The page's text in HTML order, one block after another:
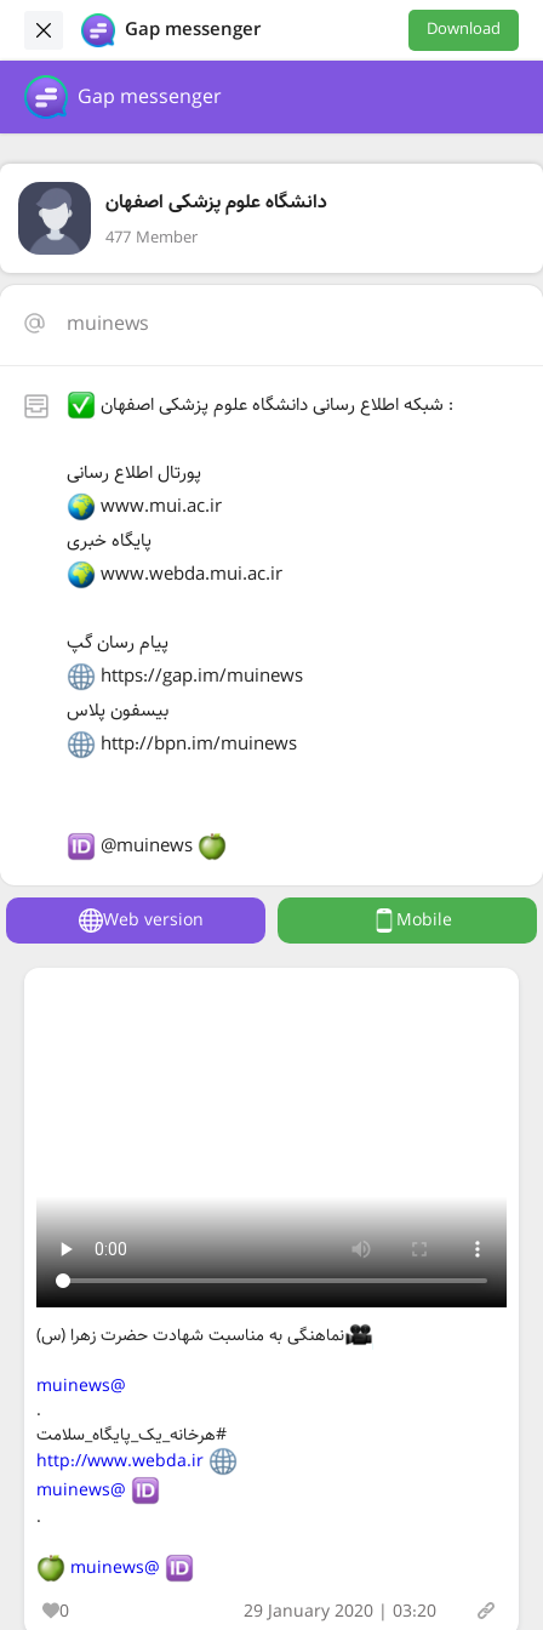
Gap messenger Download
Gap messenger
دانشگاه علوم پزشکی اصفهان
477 Member
muinews
شبکه اطلاع رسانی دانشگاه علوم پزشکی اصفهان :
پورتال اطلاع رسانی
www.mui.ac.ir
پایگاه خبری
www.webda.mui.ac.ir
پیام رسان گپ
https://gap.im/muinews
بیسفون پلاس
http://bpn.im/muinews
@muinews
Web version Mobile
نماهنگی به مناسبت شهادت حضرت زهرا (س)
@muinews
.
#هرخانه_یک_پایگاه_سلامت
http://www.webda.ir
@muinews
.
@muinews
0
29 January 2020 | 03:20